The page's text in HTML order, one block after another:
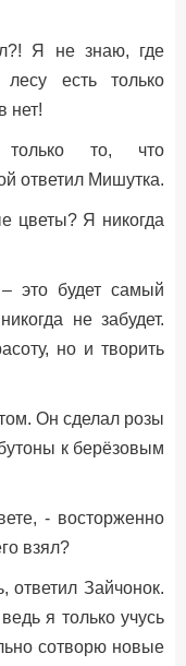
Я не знаю, где
есть только
нет!
только то, что
ответил Мишутка.
цветы? Я никогда
это будет самый
не забудет.
но и творить
Он сделал розы
к берёзовым
- восторженно
взял?
Зайчонок.
я только учусь
сотворю новые